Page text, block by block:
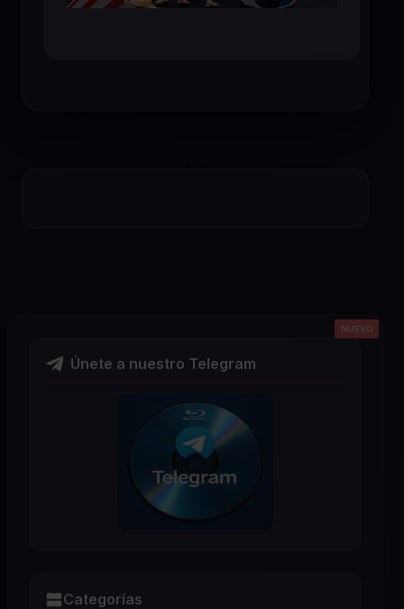
Únete a nuestro Telegram
Categorías
NUEVO
NUEVO
NUEVO
NUEVO
NUEVO